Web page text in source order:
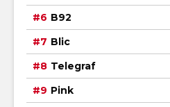
B92
Blic
Telegraf
Pink